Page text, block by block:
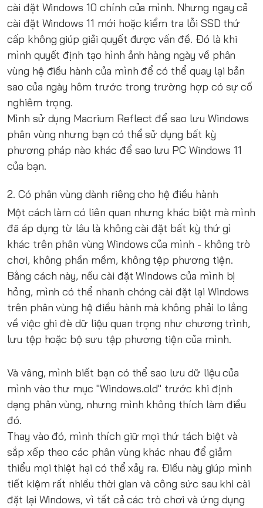
cài đặt Windows 10 chính của mình. Nhưng ngay cả
cài đặt Windows 11 mới hoặc kiểm tra lỗi SSD thứ
cấp không giúp giải quyết được vấn đề. Đó là khi
mình quyết định tạo hình ảnh hàng ngày về phân
vùng hệ điều hành của mình để có thể quay lại bản
sao của ngày hôm trước trong trường hợp có sự cố
nghiêm trọng.
Mình sử dụng Macrium Reflect để sao lưu Windows
phân vùng nhưng bạn có thể sử dụng bất kỳ
phương pháp nào khác để sao lưu PC Windows 11
của bạn.
2. Có phân vùng dành riêng cho hệ điều hành
Một cách làm có liên quan nhưng khác biệt mà mình
đã áp dụng từ lâu là không cài đặt bất kỳ thứ gì
khác trên phân vùng Windows của mình - không trò
chơi, không phần mềm, không tệp phương tiện.
Bằng cách này, nếu cài đặt Windows của mình bị
hỏng, mình có thể nhanh chóng cài đặt lại Windows
trên phân vùng hệ điều hành mà không phải lo lắng
về việc ghi đè dữ liệu quan trọng như chương trình,
lưu tệp hoặc bộ sưu tập phương tiện của mình.
Và vâng, mình biết bạn có thể sao lưu dữ liệu của
mình vào thư mục "Windows.old" trước khi định
dạng phân vùng, nhưng mình không thích làm điều
đó.
Thay vào đó, mình thích giữ mọi thứ tách biệt và
sắp xếp theo các phân vùng khác nhau để giảm
thiểu mọi thiệt hại có thể xảy ra. Điều này giúp mình
tiết kiệm rất nhiều thời gian và công sức sau khi cài
đặt lại Windows, vì tất cả các trò chơi và ứng dụng